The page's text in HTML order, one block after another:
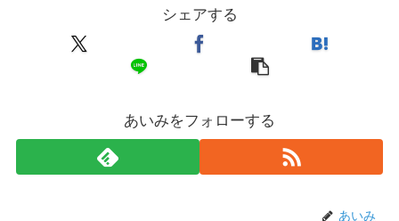
シェアする
あいみをフォローする
あいみ